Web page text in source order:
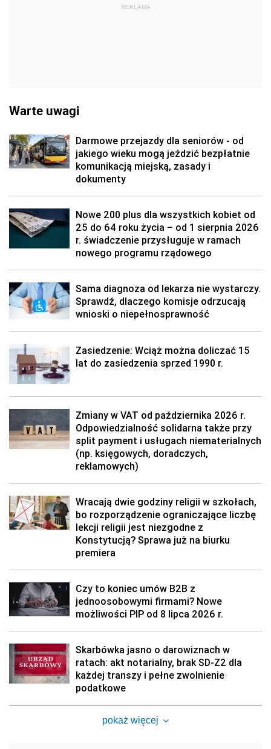
REKLAMA
Warte uwagi
Darmowe przejazdy dla seniorów - od
jakiego wieku mogą jeździć bezpłatnie
komunikacją miejską, zasady i
dokumenty
Nowe 200 plus dla wszystkich kobiet od
25 do 64 roku życia – od 1 sierpnia 2026
r. świadczenie przysługuje w ramach
nowego programu rządowego
Sama diagnoza od lekarza nie wystarczy.
Sprawdź, dlaczego komisje odrzucają
wnioski o niepełnosprawność
Zasiedzenie: Wciąż można doliczać 15
lat do zasiedzenia sprzed 1990 r.
Zmiany w VAT od października 2026 r.
Odpowiedzialność solidarna także przy
split payment i usługach niematerialnych
(np. księgowych, doradczych,
reklamowych)
Wracają dwie godziny religii w szkołach,
bo rozporządzenie ograniczające liczbę
lekcji religii jest niezgodne z
Konstytucją? Sprawa już na biurku
premiera
Czy to koniec umów B2B z
jednoosobowymi firmami? Nowe
możliwości PIP od 8 lipca 2026 r.
Skarbówka jasno o darowiznach w
ratach: akt notarialny, brak SD-Z2 dla
każdej transzy i pełne zwolnienie
podatkowe
pokaż więcej